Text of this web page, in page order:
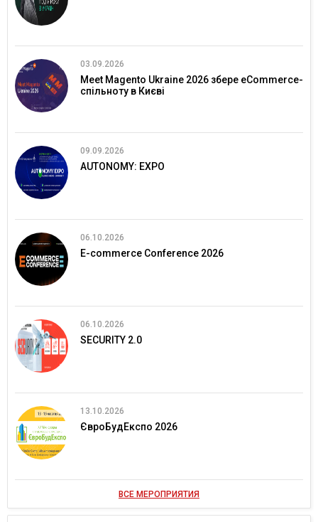
03.09.2026
Meet Magento Ukraine 2026 збере eCommerce-
спільноту в Києві
09.09.2026
AUTONOMY: EXPO
06.10.2026
E-commerce Conference 2026
06.10.2026
SECURITY 2.0
13.10.2026
ЄвроБудЕкспо 2026
ВСЕ МЕРОПРИЯТИЯ